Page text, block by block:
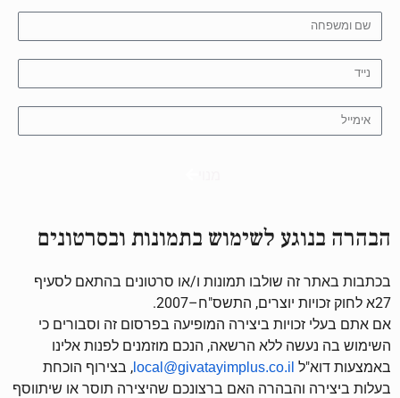
הבהרה בנוגע לשימוש בתמונות ובסרטונים
בכתבות באתר זה שולבו תמונות ו/או סרטונים בהתאם לסעיף
27א לחוק זכויות יוצרים, התשס"ח–2007.
אם אתם בעלי זכויות ביצירה המופיעה בפרסום זה וסבורים כי
השימוש בה נעשה ללא הרשאה, הנכם מוזמנים לפנות אלינו
באמצעות דוא"ל local@givatayimplus.co.il , בצירוף הוכחת
בעלות ביצירה והבהרה האם ברצונכם שהיצירה תוסר או שיתווסף